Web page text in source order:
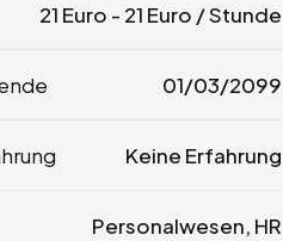
21 Euro - 21 Euro / Stunde
01/03/2099
Keine Erfahrung
Personalwesen, HR